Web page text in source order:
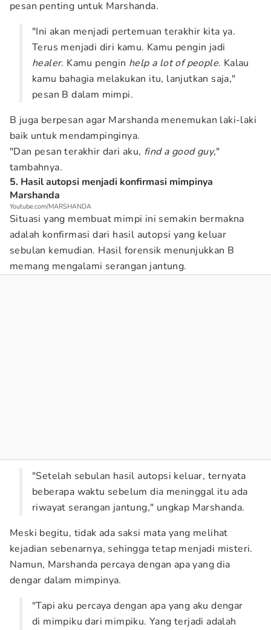
pesan penting untuk Marshanda.
"Ini akan menjadi pertemuan terakhir kita ya.
Terus menjadi diri kamu. Kamu pengin jadi
healer. Kamu pengin help a lot of people. Kalau
kamu bahagia melakukan itu, lanjutkan saja,"
pesan B dalam mimpi.
B juga berpesan agar Marshanda menemukan laki-laki
baik untuk mendampinginya.
"Dan pesan terakhir dari aku, find a good guy,"
tambahnya.
5. Hasil autopsi menjadi konfirmasi mimpinya
Marshanda
Youtube.com/MARSHANDA
Situasi yang membuat mimpi ini semakin bermakna
adalah konfirmasi dari hasil autopsi yang keluar
sebulan kemudian. Hasil forensik menunjukkan B
memang mengalami serangan jantung.
"Setelah sebulan hasil autopsi keluar, ternyata
beberapa waktu sebelum dia meninggal itu ada
riwayat serangan jantung," ungkap Marshanda.
Meski begitu, tidak ada saksi mata yang melihat
kejadian sebenarnya, sehingga tetap menjadi misteri.
Namun, Marshanda percaya dengan apa yang dia
dengar dalam mimpinya.
"Tapi aku percaya dengan apa yang aku dengar
di mimpiku dari mimpiku. Yang terjadi adalah